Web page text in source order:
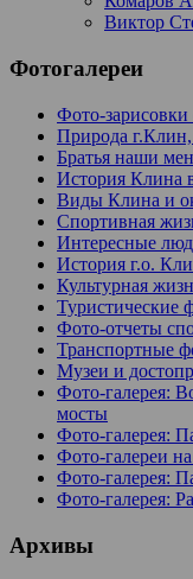
Виктор
Фотогалереи
Фото-
Природа
Братья наши
История Клина
Виды Клина и
Спортивная
Интересные
История г.о.
Культурная
Туристические
Фото-отчеты
Транспортные
Музеи и
Фото-галерея:
мосты
Фото-галерея:
Фото-галереи
Фото-галерея:
Фото-галерея:
Архивы